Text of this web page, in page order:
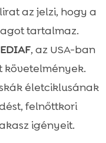
az jelzi, hogy a
tartalmaz.
, az USA-ban
életciklusának
felnőttkori
igényeit.